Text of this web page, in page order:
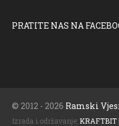
PRATITE NAS NA
© 2012 - 2026 Ramski
Izrada i održavanje: KRAFTBIT